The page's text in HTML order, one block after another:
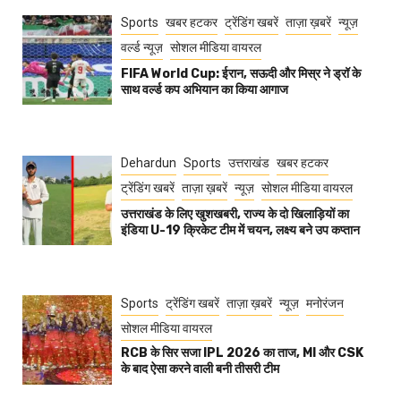
Sports खबर हटकर ट्रेंडिंग खबरें ताज़ा ख़बरें न्यूज़
वर्ल्ड न्यूज़ सोशल मीडिया वायरल
FIFA World Cup: ईरान, सऊदी और मिस्र ने ड्रॉ के
साथ वर्ल्ड कप अभियान का किया आगाज
Dehardun Sports उत्तराखंड खबर हटकर
ट्रेंडिंग खबरें ताज़ा ख़बरें न्यूज़ सोशल मीडिया वायरल
उत्तराखंड के लिए खुशखबरी, राज्य के दो खिलाड़ियों का
इंडिया U-19 क्रिकेट टीम में चयन, लक्ष्य बने उप कप्तान
Sports ट्रेंडिंग खबरें ताज़ा ख़बरें न्यूज़ मनोरंजन
सोशल मीडिया वायरल
RCB के सिर सजा IPL 2026 का ताज, MI और CSK
के बाद ऐसा करने वाली बनी तीसरी टीम